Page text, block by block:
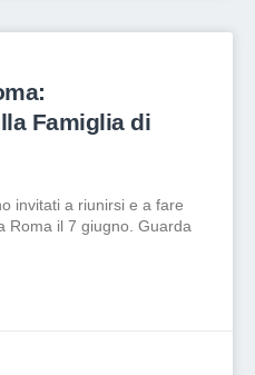
Famiglia di
invitati a riunirsi e a fare
Roma il 7 giugno. Guarda